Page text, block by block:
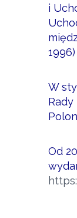
i
W
Od